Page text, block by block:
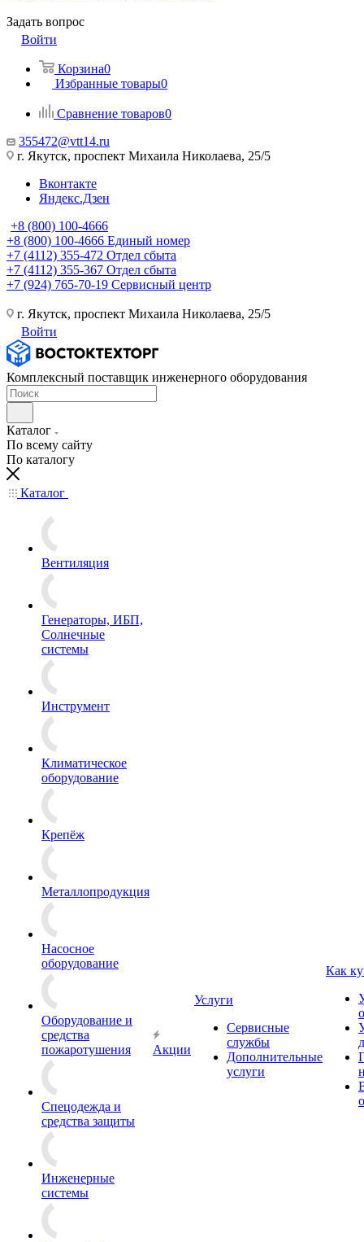
Задать вопрос
Войти
Корзина0
Избранные товары0
Сравнение товаров0
355472@vtt14.ru
г. Якутск, проспект Михаила Николаева, 25/5
Вконтакте
Яндекс.Дзен
+8 (800) 100-4666
+8 (800) 100-4666 Единый номер
+7 (4112) 355-472 Отдел сбыта
+7 (4112) 355-367 Отдел сбыта
+7 (924) 765-70-19 Сервисный центр
г. Якутск, проспект Михаила Николаева, 25/5
Войти
Комплексный поставщик инженерного оборудования
Каталог
По всему сайту
По каталогу
Каталог
Вентиляция
Генераторы, ИБП,
Солнечные
системы
Инструмент
Климатическое
оборудование
Крепёж
Металлопродукция
Насосное
оборудование
Оборудование и
средства
пожаротушения
Спецодежда и
средства защиты
Инженерные
системы
Акции
Услуги
Сервисные
службы
Дополнительные
услуги
Как